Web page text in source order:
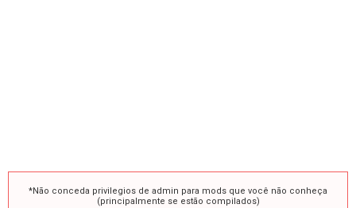
*Não conceda privilegios de admin para mods que você não conheça
(principalmente se estão compilados)